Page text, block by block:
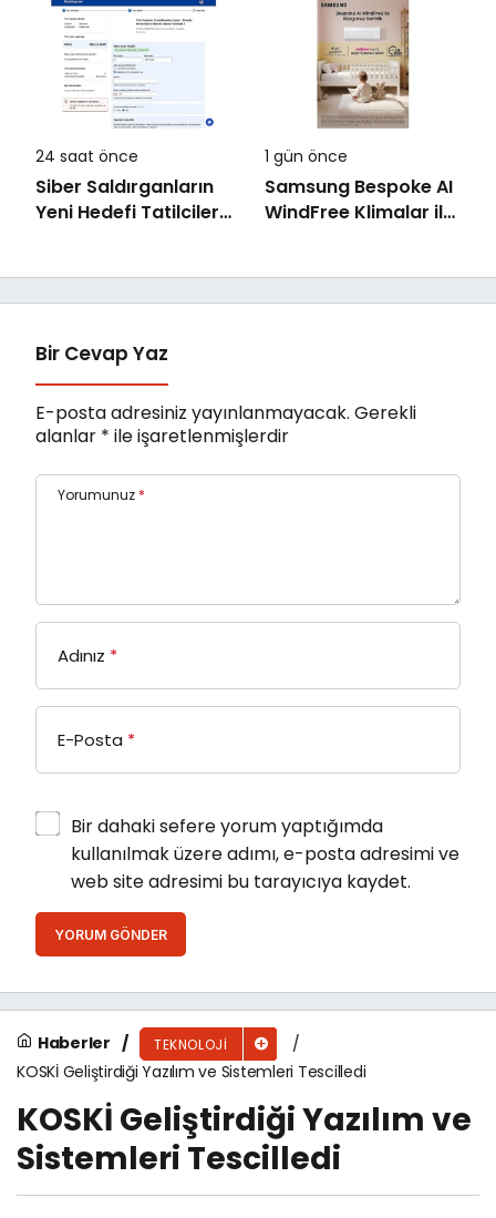
Dair Yeni Ayrıntıları
Paylaştı
24 saat önce
Siber Saldırganların
Yeni Hedefi Tatilciler:
1 gün önce
Samsung Bespoke AI
WindFree Klimalar ile
Bir Cevap Yaz
E-posta adresiniz yayınlanmayacak. Gerekli
alanlar * ile işaretlenmişlerdir
Yorumunuz *
Adınız *
E-Posta *
Bir dahaki sefere yorum yaptığımda
kullanılmak üzere adımı, e-posta adresimi ve
web site adresimi bu tarayıcıya kaydet.
YORUM GÖNDER
Haberler TEKNOLOJI
KOSKİ Geliştirdiği Yazılım ve Sistemleri Tescilledi
KOSKİ Geliştirdiği Yazılım ve
Sistemleri Tescilledi